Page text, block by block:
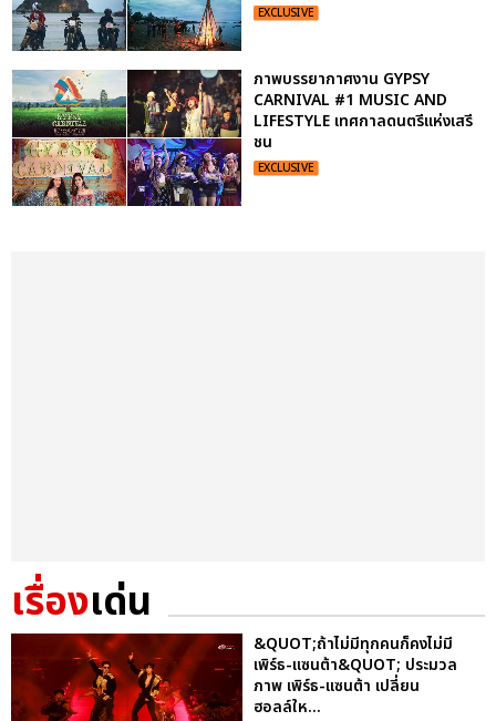
EXCLUSIVE
ภาพบรรยากาศงาน GYPSY
CARNIVAL #1 MUSIC AND
LIFESTYLE เทศกาลดนตรีแห่งเสรี
ชน
EXCLUSIVE
เรื่องเด่น
&QUOT;ถ้าไม่มีทุกคนก็คงไม่มี
เพิร์ธ-แซนต้า&QUOT; ประมวล
ภาพ เพิร์ธ-แซนต้า เปลี่ยน
ฮอลล์ให...